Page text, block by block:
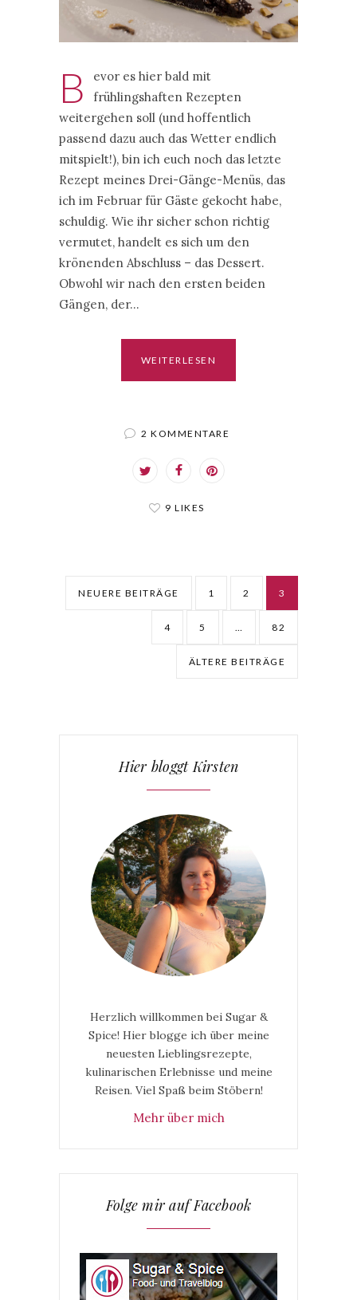
B
evor es hier bald mit
frühlingshaften Rezepten
weitergehen soll (und hoffentlich
passend dazu auch das Wetter endlich
mitspielt!), bin ich euch noch das letzte
Rezept meines Drei-Gänge-Menüs, das
ich im Februar für Gäste gekocht habe,
schuldig. Wie ihr sicher schon richtig
vermutet, handelt es sich um den
krönenden Abschluss – das Dessert.
Obwohl wir nach den ersten beiden
Gängen, der…
WEITERLESEN
2 KOMMENTARE
9 LIKES
NEUERE BEITRÄGE 1 2 3
4 5 … 82
ÄLTERE BEITRÄGE
Hier bloggt Kirsten
Herzlich willkommen bei Sugar &
Spice! Hier blogge ich über meine
neuesten Lieblingsrezepte,
kulinarischen Erlebnisse und meine
Reisen. Viel Spaß beim Stöbern!
Mehr über mich
Folge mir auf Facebook